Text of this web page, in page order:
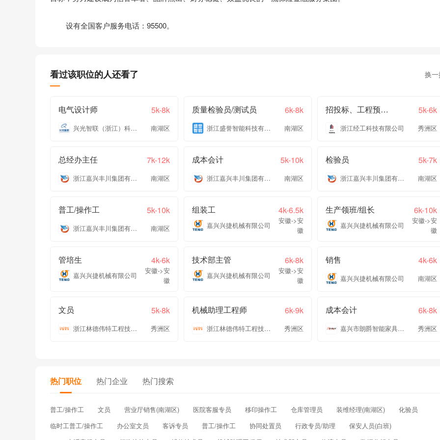
设有全国客户服务电话：95500。
看过该职位的人还看了 换
电气设计师 5k-8k
兴光智联（浙江）科技有限公司 南湖区
质量检验员/测试员 6k-8k
浙江盛誉智能科技有限公司 南湖区
招投标、工程预结算 5k-6k
浙江经工科技有限公司 秀洲区
总经办主任 7k-12k
浙江嘉兴丰川集团有限公司 南湖区
成本会计 5k-10k
浙江嘉兴丰川集团有限公司 南湖区
检验员 5k-7k
浙江嘉兴丰川集团有限公司 南湖区
普工/操作工 5k-10k
浙江嘉兴丰川集团有限公司 南湖区
组装工 4k-6.5k
嘉兴兴捷机械有限公司
安徽->安
徽
生产领班/组长 6k-10k
嘉兴兴捷机械有限公司
安徽->安
徽
管培生 4k-6k
嘉兴兴捷机械有限公司
安徽->安
徽
技术部主管 6k-8k
嘉兴兴捷机械有限公司
安徽->安
徽
销售 4k-6k
嘉兴兴捷机械有限公司 南湖区
文员 5k-8k
浙江林德伟特工程技术有限公司 秀洲区
机械助理工程师 6k-9k
浙江林德伟特工程技术有限公司 秀洲区
成本会计 6k-8k
嘉兴市朗爵智能家具有限公司 秀洲区
热门职位 热门企业 热门搜索
普工/操作工 文员 营业厅销售(南湖区) 医院客服专员 移印操作工 仓库管理员 装维经理(南湖区)
化验员
临时工普工/操作工
办公室文员 客诉专员 普工/操作工 协同处置员 行政专员/助理
保安人员(白班)